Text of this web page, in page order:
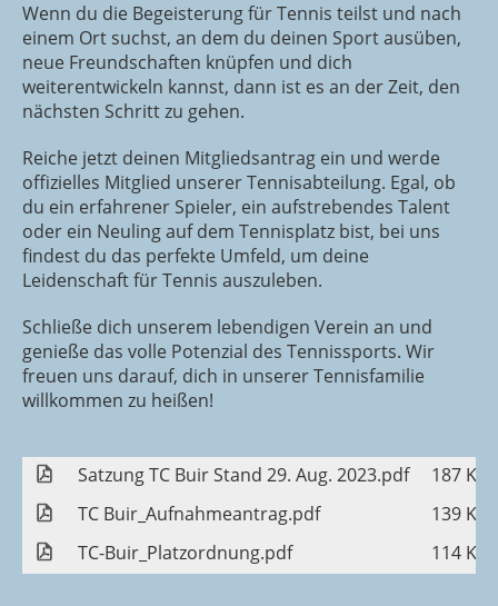
Wenn du die Begeisterung für Tennis teilst und nach
einem Ort suchst, an dem du deinen Sport ausüben,
neue Freundschaften knüpfen und dich
weiterentwickeln kannst, dann ist es an der Zeit, den
nächsten Schritt zu gehen.
Reiche jetzt deinen Mitgliedsantrag ein und werde
offizielles Mitglied unserer Tennisabteilung. Egal, ob
du ein erfahrener Spieler, ein aufstrebendes Talent
oder ein Neuling auf dem Tennisplatz bist, bei uns
findest du das perfekte Umfeld, um deine
Leidenschaft für Tennis auszuleben.
Schließe dich unserem lebendigen Verein an und
genieße das volle Potenzial des Tennissports. Wir
freuen uns darauf, dich in unserer Tennisfamilie
willkommen zu heißen!
Satzung TC Buir Stand 29. Aug. 2023.pdf
187 KB
TC Buir_Aufnahmeantrag.pdf
139 KB
TC-Buir_Platzordnung.pdf
114 KB